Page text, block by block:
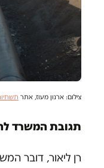
צילום: ארנון מעוז, אתר
תגובת המשרד
רן ליאור, דובר